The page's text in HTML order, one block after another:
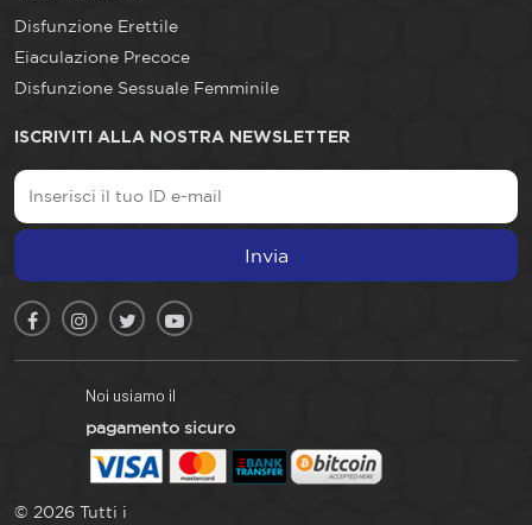
Disfunzione Erettile
Eiaculazione Precoce
Disfunzione Sessuale Femminile
ISCRIVITI ALLA NOSTRA NEWSLETTER
Invia
Noi usiamo il
pagamento sicuro
© 2026 Tutti i